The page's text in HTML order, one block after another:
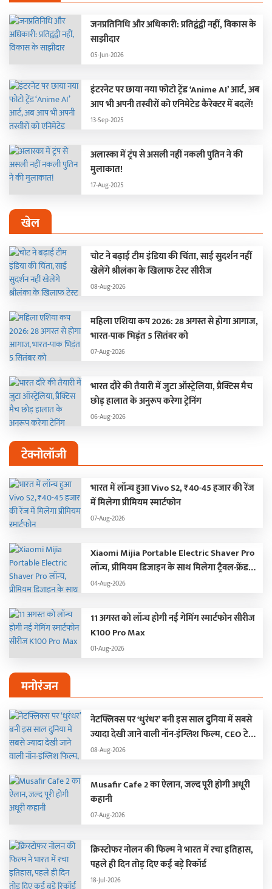
जनप्रतिनिधि और अधिकारी: प्रतिद्वंद्वी नहीं, विकास के
साझीदार
05-Jun-2026
इंटरनेट पर छाया नया फोटो ट्रेंड ‘Anime AI’ आर्ट, अब
आप भी अपनी तस्वीरों को एनिमेटेड कैरेक्टर में बदलें!
13-Sep-2025
अलास्का में ट्रंप से असली नहीं नकली पुतिन ने की
मुलाकात!
17-Aug-2025
खेल
चोट ने बढ़ाई टीम इंडिया की चिंता, साई सुदर्शन नहीं
खेलेंगे श्रीलंका के खिलाफ टेस्ट सीरीज
08-Aug-2026
महिला एशिया कप 2026: 28 अगस्त से होगा आगाज,
भारत-पाक भिड़ंत 5 सितंबर को
07-Aug-2026
भारत दौरे की तैयारी में जुटा ऑस्ट्रेलिया, प्रैक्टिस मैच
छोड़ हालात के अनुरूप करेगा ट्रेनिंग
06-Aug-2026
टेक्नोलॉजी
भारत में लॉन्च हुआ Vivo S2, ₹40-45 हजार की रेंज
में मिलेगा प्रीमियम स्मार्टफोन
07-Aug-2026
Xiaomi Mijia Portable Electric Shaver Pro
लॉन्च, प्रीमियम डिजाइन के साथ मिलेगा ट्रैवल-फ्रेंडली
अनुभव
04-Aug-2026
11 अगस्त को लॉन्च होगी नई गेमिंग स्मार्टफोन सीरीज
K100 Pro Max
01-Aug-2026
मनोरंजन
नेटफ्लिक्स पर ‘धुरंधर’ बनी इस साल दुनिया में सबसे
ज्यादा देखी जाने वाली नॉन-इंग्लिश फिल्म, CEO टेड
सारंडोस ने किया खुलासा…
08-Aug-2026
Musafir Cafe 2 का ऐलान, जल्द पूरी होगी अधूरी
कहानी
07-Aug-2026
क्रिस्टोफर नोलन की फिल्म ने भारत में रचा इतिहास,
पहले ही दिन तोड़ दिए कई बड़े रिकॉर्ड
18-Jul-2026